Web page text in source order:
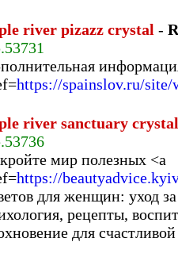
river pizazz crystal -
https://spainslov.ru/
river sanctuary crystal
мир полезных <a
https://
для женщин: уход
рецепты,
для